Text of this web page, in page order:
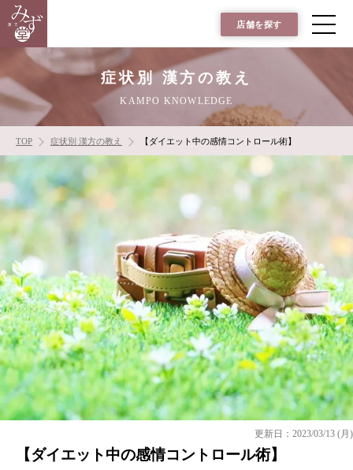
店舗を探す
症状別 漢方の教え
KAMPO KNOWLEDGE
TOP 症状別 漢方の教え 【ダイエット中の感情コントロール術】
更新日：2023/03/13 (月)
【ダイエット中の感情コントロール術】